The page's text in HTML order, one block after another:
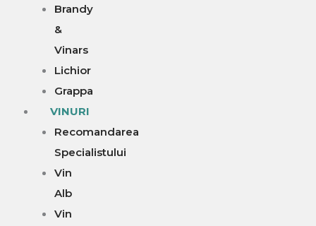
Brandy
&
Vinars
Lichior
Grappa
VINURI
Recomandarea
Specialistului
Vin
Alb
Vin